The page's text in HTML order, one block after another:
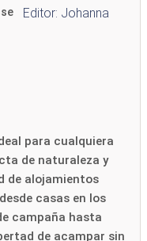
Editor: Johanna
para cualquiera
de naturaleza y
de alojamientos
casas en los
campaña hasta
de acampar sin